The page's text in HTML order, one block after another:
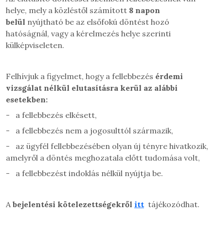
helye, mely a közléstől számított 8 napon
belül nyújtható be az elsőfokú döntést hozó
hatóságnál, vagy a kérelmezés helye szerinti
külképviseleten.
Felhívjuk a figyelmet, hogy a fellebbezés érdemi
vizsgálat nélkül elutasításra kerül az alábbi
esetekben:
-
a fellebbezés elkésett,
-
a fellebbezés nem a jogosulttól származik,
-
az ügyfél fellebbezésében olyan új tényre hivatkozik,
amelyről a döntés meghozatala előtt tudomása volt,
-
a fellebbezést indoklás nélkül nyújtja be.
A bejelentési kötelezettségekről itt tájékozódhat.